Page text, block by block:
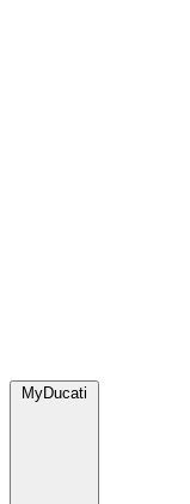
MyDucati